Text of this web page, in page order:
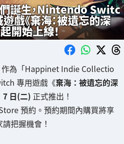
們誕生，Nintendo Switc
戲《棄海：被遺忘的深
開始上線！
為「Happinet Indie Collectio
專用遊戲《棄海：被遺忘的深
7 日(二) 正式推出！
預約。預約期間內購買將享
把握機會！